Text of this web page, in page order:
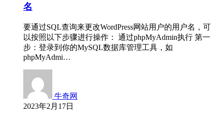
名
要通过SQL查询来更改WordPress网站用户的用户名，可
以按照以下步骤进行操作： 通过phpMyAdmin执行 第一
步：登录到你的MySQL数据库管理工具，如
phpMyAdmi…
牛奇网
2023年2月17日